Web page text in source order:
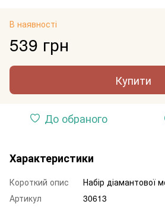
В наявності
539 грн
Купити
До обраного
Характеристики
Короткий опис
Набір діамантової
Артикул
30613